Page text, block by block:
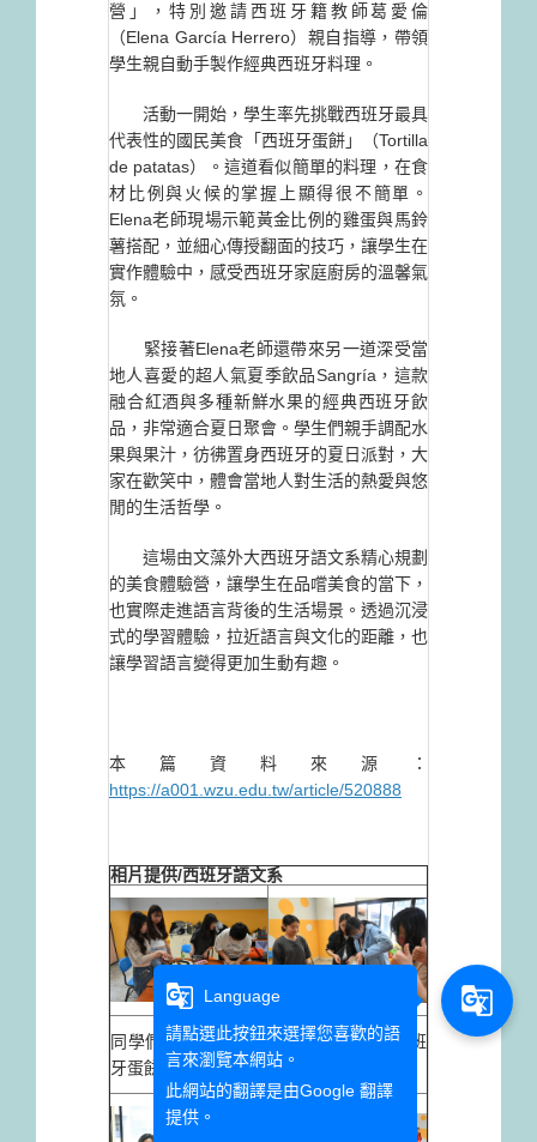
營」，特別邀請西班牙籍教師葛愛倫
（Elena García Herrero）親自指導，帶領
學生親自動手製作經典西班牙料理。
活動一開始，學生率先挑戰西班牙最具
代表性的國民美食「西班牙蛋餅」（Tortilla
de patatas）。這道看似簡單的料理，在食
材比例與火候的掌握上顯得很不簡單。
Elena老師現場示範黃金比例的雞蛋與馬鈴
薯搭配，並細心傳授翻面的技巧，讓學生在
實作體驗中，感受西班牙家庭廚房的溫馨氣
氛。
緊接著Elena老師還帶來另一道深受當
地人喜愛的超人氣夏季飲品Sangría，這款
融合紅酒與多種新鮮水果的經典西班牙飲
品，非常適合夏日聚會。學生們親手調配水
果與果汁，彷彿置身西班牙的夏日派對，大
家在歡笑中，體會當地人對生活的熱愛與悠
閒的生活哲學。
這場由文藻外大西班牙語文系精心規劃
的美食體驗營，讓學生在品嚐美食的當下，
也實際走進語言背後的生活場景。透過沉浸
式的學習體驗，拉近語言與文化的距離，也
讓學習語言變得更加生動有趣。
本篇資料來源：
https://a001.wzu.edu.tw/article/520888
相片提供/西班牙語文系
同學們體驗製作西班
牙蛋餅
同學們體驗製作西班
牙蛋餅
g_translate
Language
請點選此按鈕來選擇您喜歡的語
言來瀏覽本網站。
此網站的翻譯是由Google 翻譯
提供。
g_translate